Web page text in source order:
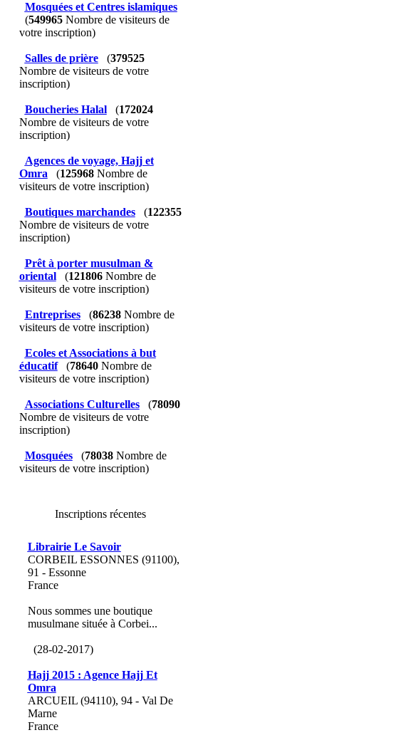
Mosquées et Centres islamiques
(549965Nombre de visiteurs de
votre inscription)
Salles de prière (379525
Nombre de visiteurs de votre
inscription)
Boucheries Halal (172024
Nombre de visiteurs de votre
inscription)
Agences de voyage, Hajj et
Omra
(125968Nombre de
visiteurs de votre inscription)
Boutiques marchandes (122355
Nombre de visiteurs de votre
inscription)
Prêt à porter musulman &
oriental
(121806Nombre de
visiteurs de votre inscription)
Entreprises (86238Nombre de
visiteurs de votre inscription)
Ecoles et Associations à but
éducatif
(78640Nombre de
visiteurs de votre inscription)
Associations Culturelles (78090
Nombre de visiteurs de votre
inscription)
Mosquées (78038Nombre de
visiteurs de votre inscription)
Inscriptions récentes
Librairie Le Savoir
CORBEIL ESSONNES (91100),
91 - Essonne
France
Nous sommes une boutique
musulmane située à Corbei...
(28-02-2017)
Hajj 2015 : Agence Hajj Et
Omra
ARCUEIL (94110), 94 - Val De
Marne
France